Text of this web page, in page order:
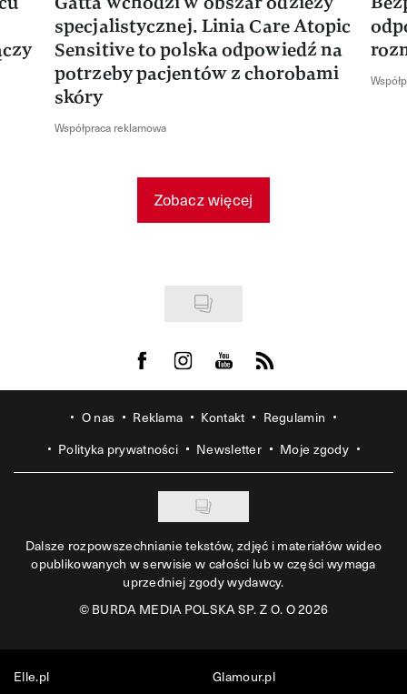
specjalistycznej. Linia Care Atopic
Sensitive to polska odpowiedź na
potrzeby pacjentów z chorobami
skóry
Współpraca reklamowa
Zobacz więcej
Visit us on Facebook
Visit us on Instagram
Visit us on Youtube
Visit us on Rss
O nas Reklama Kontakt
Regulamin
Polityka prywatności
Newsletter Moje zgody
Dalsze rozpowszechnianie tekstów, zdjęć i materiałów wideo
opublikowanych w serwisie w całości lub w części wymaga
uprzedniej zgody wydawcy.
©BURDA MEDIA POLSKA SP. Z O. O 2026
Elle.pl
Glamour.pl